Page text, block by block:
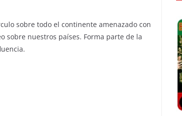
sobre todo el continente amenazado con
sobre nuestros países. Forma parte de la